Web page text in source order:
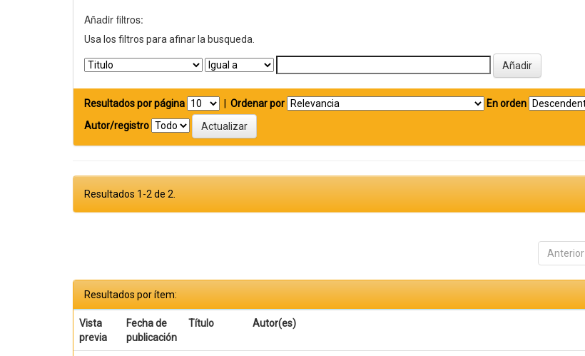
Añadir filtros:
Usa los filtros para afinar la busqueda.
Resultados por página Ordenar por
En orden
Autor/registro
Resultados 1-2 de 2.
Anterior
Resultados por ítem:
Vista
previa
Fecha de
publicación
Título Autor(es)